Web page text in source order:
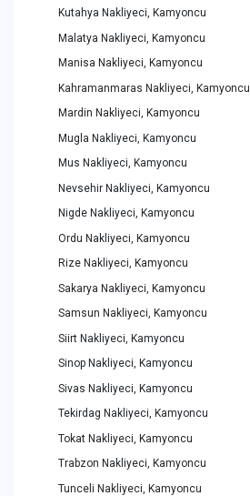
Kutahya Nakliyeci, Kamyoncu
Malatya Nakliyeci, Kamyoncu
Manisa Nakliyeci, Kamyoncu
Kahramanmaras Nakliyeci, Kamyoncu
Mardin Nakliyeci, Kamyoncu
Mugla Nakliyeci, Kamyoncu
Mus Nakliyeci, Kamyoncu
Nevsehir Nakliyeci, Kamyoncu
Nigde Nakliyeci, Kamyoncu
Ordu Nakliyeci, Kamyoncu
Rize Nakliyeci, Kamyoncu
Sakarya Nakliyeci, Kamyoncu
Samsun Nakliyeci, Kamyoncu
Siirt Nakliyeci, Kamyoncu
Sinop Nakliyeci, Kamyoncu
Sivas Nakliyeci, Kamyoncu
Tekirdag Nakliyeci, Kamyoncu
Tokat Nakliyeci, Kamyoncu
Trabzon Nakliyeci, Kamyoncu
Tunceli Nakliyeci, Kamyoncu